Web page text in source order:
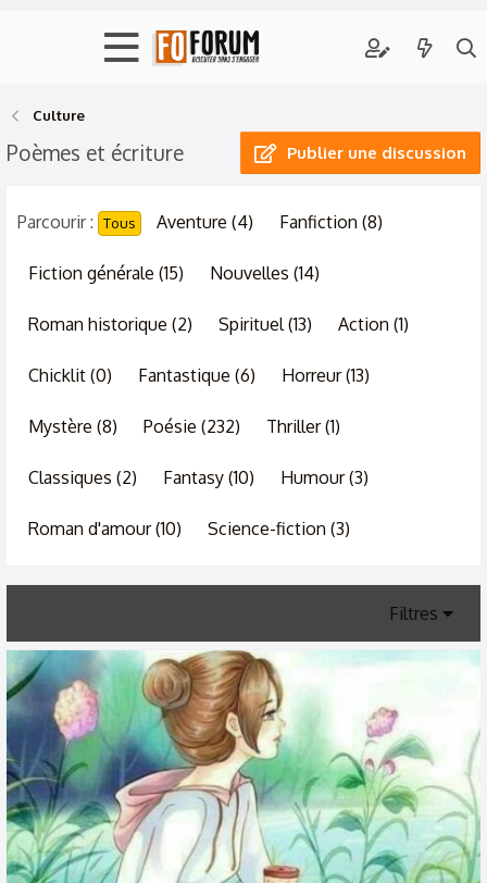
Culture
Poèmes et écriture Publier une discussion
Parcourir : Tous Aventure (4) Fanfiction (8)
Fiction générale (15) Nouvelles (14)
Roman historique (2) Spirituel (13) Action (1)
Chicklit (0) Fantastique (6) Horreur (13)
Mystère (8) Poésie (232) Thriller (1)
Classiques (2) Fantasy (10) Humour (3)
Roman d'amour (10) Science-fiction (3)
Filtres